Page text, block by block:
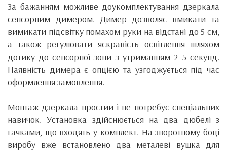
За бажанням можливе доукомплектування дзеркала
сенсорним димером. Димер дозволяє вмикати та
вимикати підсвітку помахом руки на відстані до 5 см,
а також регулювати яскравість освітлення шляхом
дотику до сенсорної зони з утриманням 2–5 секунд.
Наявність димера є опцією та узгоджується під час
оформлення замовлення.
Монтаж дзеркала простий і не потребує спеціальних
навичок. Установка здійснюється на два дюбелі з
гачками, що входять у комплект. На зворотному боці
виробу вже встановлено два металеві вушка для